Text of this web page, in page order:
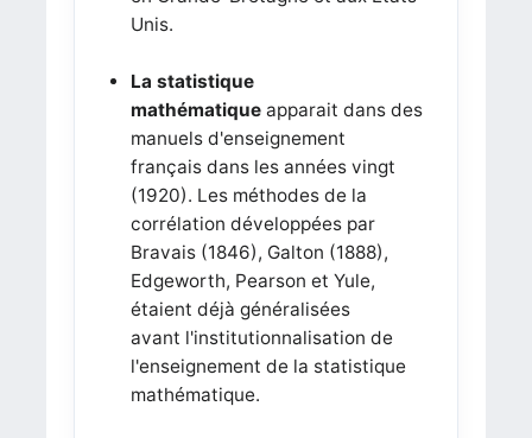
Unis.
La statistique
mathématiqueapparait dans des
manuels d'enseignement
français dans les années vingt
(1920). Les méthodes de la
corrélation développées par
Bravais (1846), Galton (1888),
Edgeworth, Pearson et Yule,
étaient déjà généralisées
avant l'institutionnalisation de
l'enseignement de la statistique
mathématique.